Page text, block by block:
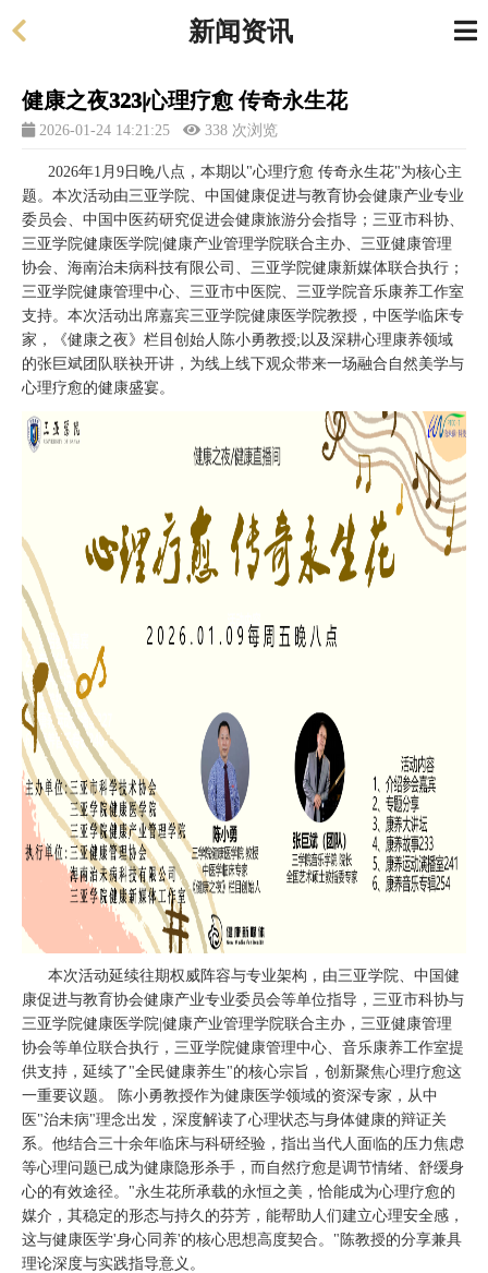
新闻资讯
健康之夜323|心理疗愈 传奇永生花
2026-01-24 14:21:25 338 次浏览
2026年1月9日晚八点，本期以"心理疗愈 传奇永生花"为核心主
题。 本次活动由三亚学院、中国健康促进与教育协会健康产业专业
委员会、中国中医药研究促进会健康旅游分会指导；三亚市科协、
三亚学院健康医学院|健康产业管理学院联合主办、三亚健康管理
协会、海南治未病科技有限公司、三亚学院健康新媒体联合执行；
三亚学院健康管理中心、三亚市中医院、三亚学院音乐康养工作室
支持。 本次活动出席嘉宾三亚学院健康医学院教授，中医学临床专
家，《健康之夜》栏目创始人陈小勇教授; 以及深耕心理康养领域
的张巨斌团队联袂开讲，为线上线下观众带来一场融合自然美学与
心理疗愈的健康盛宴。
本次活动延续往期权威阵容与专业架构，由三亚学院、中国健
康促进与教育协会健康产业专业委员会等单位指导，三亚市科协与
三亚学院健康医学院|健康产业管理学院联合主办，三亚健康管理
协会等单位联合执行，三亚学院健康管理中心、音乐康养工作室提
供支持，延续了"全民健康养生"的核心宗旨，创新聚焦心理疗愈这
一重要议题。 陈小勇教授作为健康医学领域的资深专家，从中
医"治未病"理念出发，深度解读了心理状态与身体健康的辩证关
系。他结合三十余年临床与科研经验，指出当代人面临的压力焦虑
等心理问题已成为健康隐形杀手，而自然疗愈是调节情绪、舒缓身
心的有效途径。"永生花所承载的永恒之美，恰能成为心理疗愈的
媒介，其稳定的形态与持久的芬芳，能帮助人们建立心理安全感，
这与健康医学'身心同养'的核心思想高度契合。"陈教授的分享兼具
理论深度与实践指导意义。